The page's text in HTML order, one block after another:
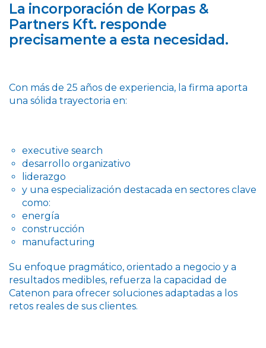
La incorporación de Korpas &
Partners Kft. responde
precisamente a esta necesidad.
Con más de 25 años de experiencia, la firma aporta
una sólida trayectoria en:
executive search
desarrollo organizativo
liderazgo
y una especialización destacada en sectores clave
como:
energía
construcción
manufacturing
Su enfoque pragmático, orientado a negocio y a
resultados medibles, refuerza la capacidad de
Catenon para ofrecer soluciones adaptadas a los
retos reales de sus clientes.